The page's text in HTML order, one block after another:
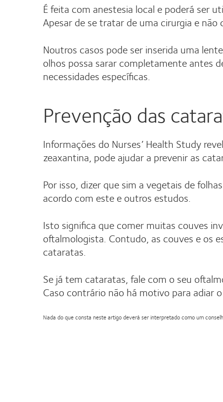
É feita com anestesia local e poderá ser
Apesar de se tratar de uma cirurgia e
Noutros casos pode ser inserida uma
olhos possa sarar completamente antes
necessidades específicas.
Prevenção das
Informações do Nurses’ Health Study
zeaxantina, pode ajudar a prevenir as
Por isso, dizer que sim a vegetais de
acordo com este e outros estudos.
Isto significa que comer muitas couves
oftalmologista. Contudo, as couves e os
cataratas.
Se já tem cataratas, fale com o seu
Caso contrário não há motivo para adiar
Nada do que consta neste artigo deverá ser interpretado como um